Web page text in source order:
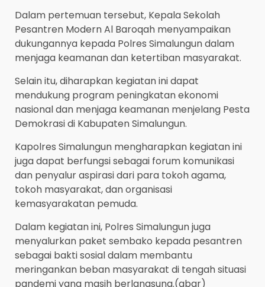
Dalam pertemuan tersebut, Kepala Sekolah
Pesantren Modern Al Baroqah menyampaikan
dukungannya kepada Polres Simalungun dalam
menjaga keamanan dan ketertiban masyarakat.
Selain itu, diharapkan kegiatan ini dapat
mendukung program peningkatan ekonomi
nasional dan menjaga keamanan menjelang Pesta
Demokrasi di Kabupaten Simalungun.
Kapolres Simalungun mengharapkan kegiatan ini
juga dapat berfungsi sebagai forum komunikasi
dan penyalur aspirasi dari para tokoh agama,
tokoh masyarakat, dan organisasi
kemasyarakatan pemuda.
Dalam kegiatan ini, Polres Simalungun juga
menyalurkan paket sembako kepada pesantren
sebagai bakti sosial dalam membantu
meringankan beban masyarakat di tengah situasi
pandemi yang masih berlangsung.(abar)